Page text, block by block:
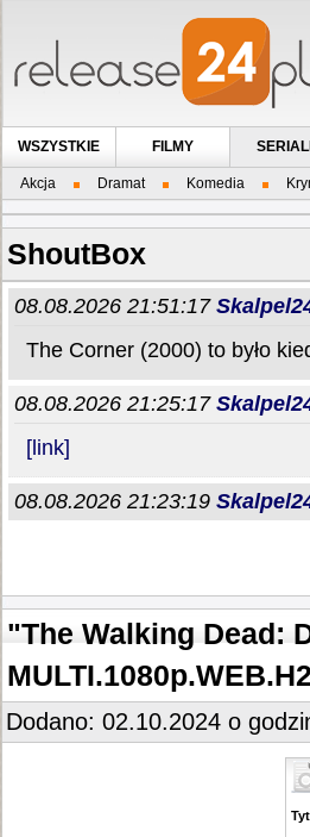
WSZYSTKIE FILMY
Akcja Dramat Komedia
ShoutBox
"The Walking Dead:
Dodano: 02.10.2024 o